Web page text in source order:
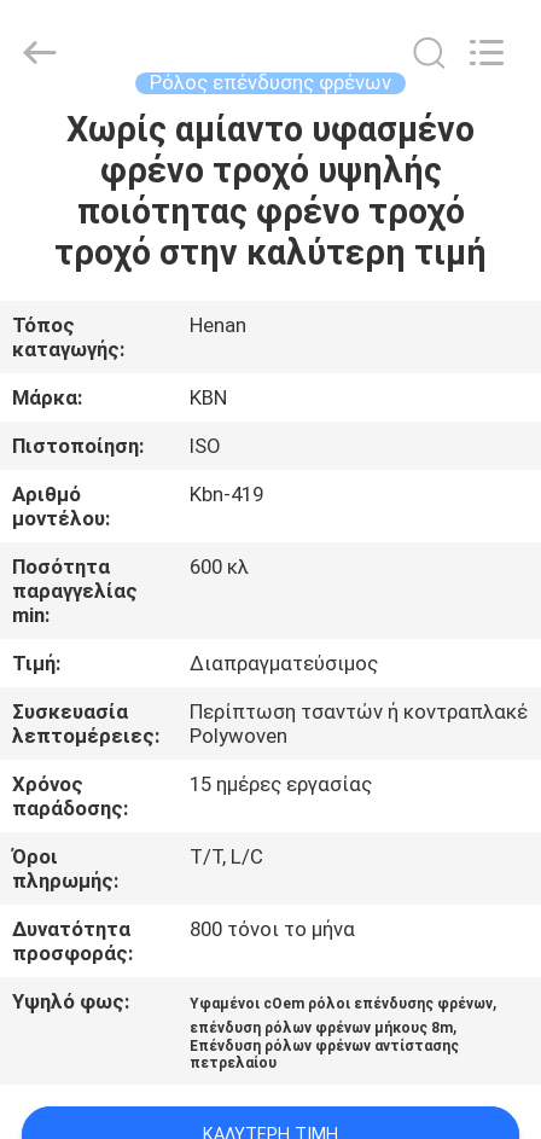
ΣΠΊΤΙ
ΠΡΟΪΌΝΤΑ
ΠΕΡΊΠΟΥ
ΕΜΕΊΣ
ΓΎΡΟΣ
ΕΡΓΟΣΤΑΣΊΩΝ
ΠΟΙΟΤΙΚΌΣ
ΈΛΕΓΧΟΣ
ΕΛΆΤΕ
ΣΕ
ΕΠΑΦΉ
ΜΕ
ΖΗΤΉΣΤΕ
ΈΝΑ
ΑΠΌΣΠΑΣΜΑ
PRIVACY
Ρόλος επένδυσης φρένων
Χωρίς αμίαντο υφασμένο
φρένο τροχό υψηλής
ποιότητας φρένο τροχό
τροχό στην καλύτερη τιμή
Τόπος
καταγωγής:
Henan
Μάρκα:
KBN
Πιστοποίηση:
ISO
Αριθμό
μοντέλου:
Kbn-419
Ποσότητα
παραγγελίας
min:
600 κλ
Τιμή:
Διαπραγματεύσιμος
Συσκευασία
λεπτομέρειες:
Περίπτωση τσαντών ή κοντραπλακέ
Polywoven
Χρόνος
παράδοσης:
15 ημέρες εργασίας
Όροι
πληρωμής:
T/T, L/C
Δυνατότητα
προσφοράς:
800 τόνοι το μήνα
Υψηλό φως: Υφαμένοι cOem ρόλοι επένδυσης φρένων,
επένδυση ρόλων φρένων μήκους 8m,
Επένδυση ρόλων φρένων αντίστασης
πετρελαίου
ΚΑΛΎΤΕΡΗ ΤΙΜΉ